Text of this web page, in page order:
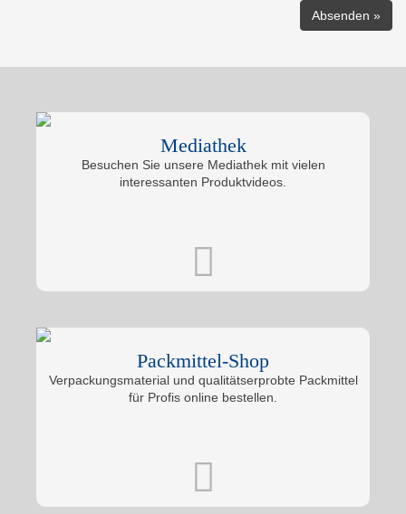
Mediathek
Besuchen Sie unsere Mediathek mit vielen
interessanten Produktvideos.
Packmittel-Shop
Verpackungsmaterial und qualitätserprobte Packmittel
für Profis online bestellen.